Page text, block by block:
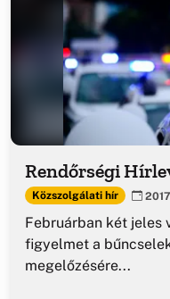
Rendőrségi
Közszolgálati hír
Februárban két jeles
figyelmet a
megelőzésére...